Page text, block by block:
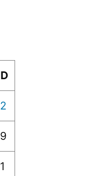
D
2
9
1